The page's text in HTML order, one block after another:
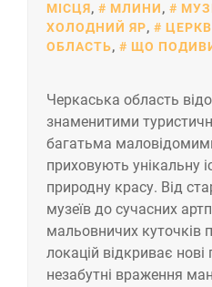
МІСЦЯ, МЛИНИ,
ХОЛОДНИЙ ЯР,
ОБЛАСТЬ, ЩО
Черкаська область
знаменитими
багатьма
приховують унікальну
природну красу. Від
музеїв до сучасних
мальовничих куточків
локацій відкриває
незабутні враження